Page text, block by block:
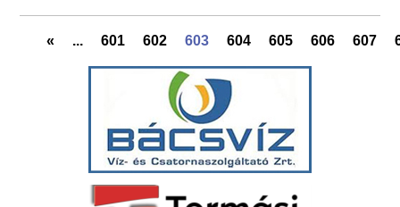
« ... 601 602 603 604 605 606 607